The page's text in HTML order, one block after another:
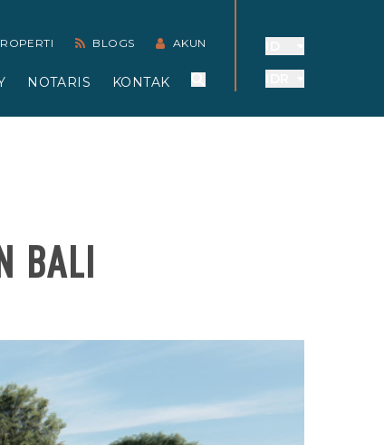
BLOGS AKUN
NOTARIS KONTAK
BALI